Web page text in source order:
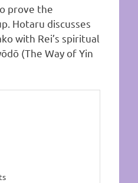
prove the
Hotaru discusses
with Rei’s spiritual
(The Way of Yin